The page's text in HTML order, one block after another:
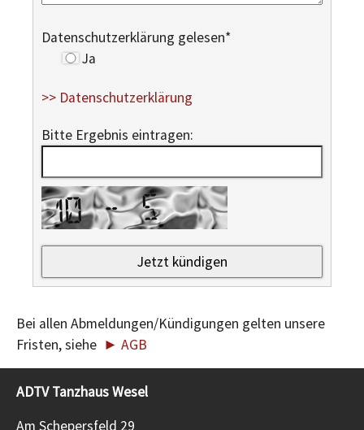
Datenschutzerklärung gelesen*
Ja
>> Datenschutzerklärung
Bitte Ergebnis eintragen:
Bei allen Abmeldungen/Kündigungen gelten unsere
Fristen, siehe ► AGB
ADTV Tanzhaus Wesel
Am Schepersfeld 29